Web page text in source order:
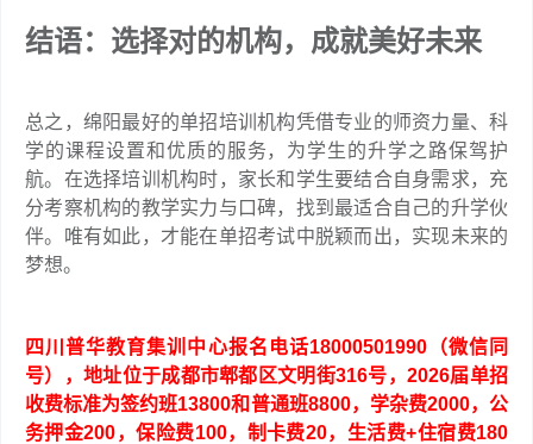
结语：选择对的机构，成就美好未来
总之，绵阳最好的单招培训机构凭借专业的师资力量、科
学的课程设置和优质的服务，为学生的升学之路保驾护
航。在选择培训机构时，家长和学生要结合自身需求，充
分考察机构的教学实力与口碑，找到最适合自己的升学伙
伴。唯有如此，才能在单招考试中脱颖而出，实现未来的
梦想。
四川普华教育集训中心报名电话18000501990（微信同
号），地址位于成都市郫都区文明街316号，2026届单招
收费标准为签约班13800和普通班8800，学杂费2000，公
务押金200，保险费100，制卡费20，生活费+住宿费180